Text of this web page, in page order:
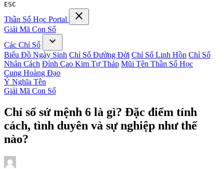
ESC
Thần Số Học Portal close
Giải Mã Con Số
Các Chỉ Số
expand_more
Biểu Đồ Ngày Sinh Chỉ Số Đường Đời Chỉ Số Linh Hồn Chỉ Số
Nhân Cách Đỉnh Cao Kim Tự Tháp Mũi Tên Thần Số Học
Cung Hoàng Đạo
Ý Nghĩa Tên
Giải Mã Con Số
Chỉ số sứ mệnh 6 là gì? Đặc điểm tính
cách, tình duyên và sự nghiệp như thế
nào?